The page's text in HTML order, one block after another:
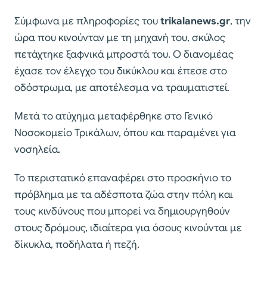
Σύμφωνα με πληροφορίες τουtrikalanews.gr, την
ώρα που κινούνταν με τη μηχανή του, σκύλος
πετάχτηκε ξαφνικά μπροστά του. Ο διανομέας
έχασε τον έλεγχο του δικύκλου και έπεσε στο
οδόστρωμα, με αποτέλεσμα να τραυματιστεί.
Μετά το ατύχημα μεταφέρθηκε στο Γενικό
Νοσοκομείο Τρικάλων, όπου και παραμένει για
νοσηλεία.
Το περιστατικό επαναφέρει στο προσκήνιο το
πρόβλημα με τα αδέσποτα ζώα στην πόλη και
τους κινδύνους που μπορεί να δημιουργηθούν
στους δρόμους, ιδιαίτερα για όσους κινούνται με
δίκυκλα, ποδήλατα ή πεζή.